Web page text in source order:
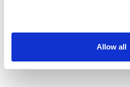
Allow all
dass das Datenmanagement
verwertbaren Erkenntnissen
erfolgreichen KI
Datentransformation voraus.